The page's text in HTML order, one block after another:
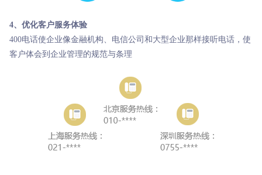
4、优化客户服务体验
400电话使企业像金融机构、电信公司和大型企业那样接听电话，使
客户体会到企业管理的规范与条理